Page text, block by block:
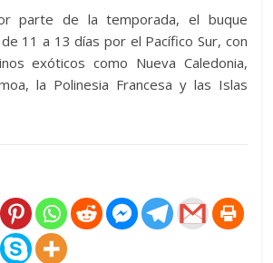
parte de la temporada, el buque
11 a 13 días por el Pacífico Sur, con
exóticos como Nueva Caledonia,
la Polinesia Francesa y las Islas